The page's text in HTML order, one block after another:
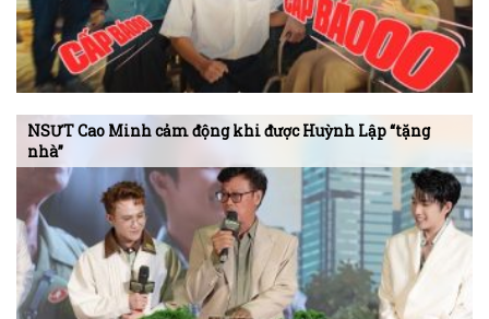
NSƯT Cao Minh cảm động khi được Huỳnh Lập “tặng
nhà”